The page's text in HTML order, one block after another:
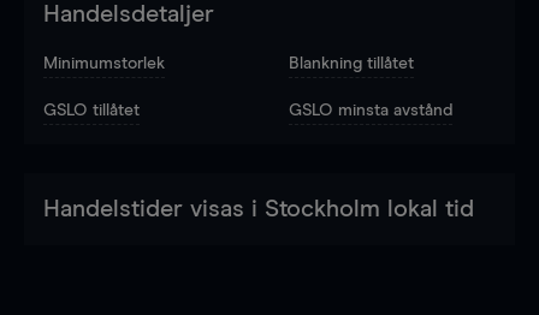
Handelsdetaljer
Minimumstorlek Blankning tillåtet
GSLO tillåtet GSLO minsta avstånd
Handelstider visas i Stockholm lokal tid